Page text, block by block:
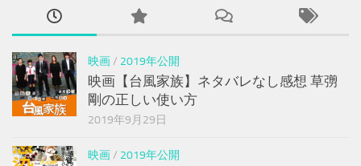
映画/ 2019年公開
映画【台風家族】ネタバレなし感想 草彅
剛の正しい使い方
2019年9月29日
映画/ 2019年公開